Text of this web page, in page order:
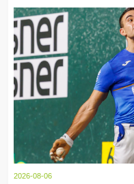
2026-08-06